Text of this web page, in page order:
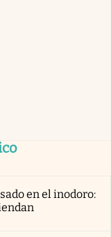
en el inodoro: